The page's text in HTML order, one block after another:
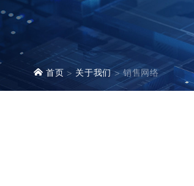
首页 关于我们 销售网络